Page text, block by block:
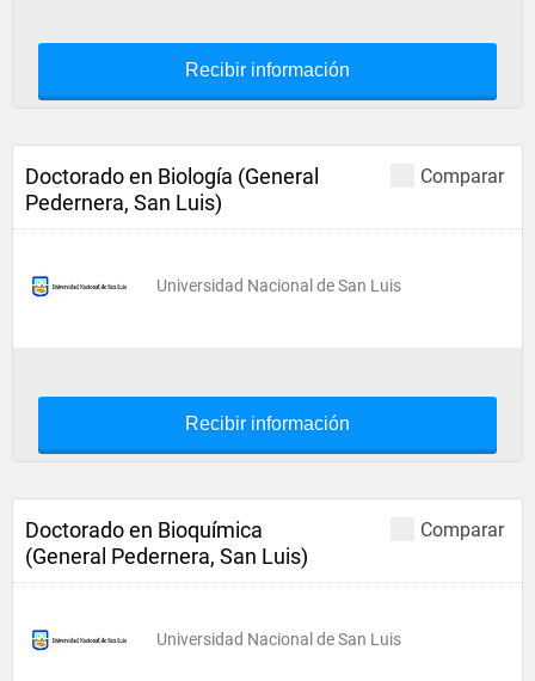
Recibir información
Comparar
Doctorado en Biología (General
Pedernera, San Luis)
Universidad Nacional de San Luis
Recibir información
Comparar
Doctorado en Bioquímica
(General Pedernera, San Luis)
Universidad Nacional de San Luis